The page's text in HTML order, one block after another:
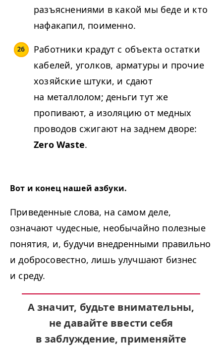
разъяснениями в какой мы беде и кто
нафакапил, поименно.
Работники крадут с объекта остатки
кабелей, уголков, арматуры и прочие
хозяйские штуки, и сдают
на металлолом; деньги тут же
пропивают, а изоляцию от медных
проводов сжигают на заднем дворе:
Zero Waste.
Вот и конец нашей азбуки.
Приведенные слова, на самом деле,
означают чудесные, необычайно полезные
понятия, и, будучи внедренными правильно
и добросовестно, лишь улучшают бизнес
и среду.
А значит, будьте внимательны,
не давайте ввести себя
в заблуждение, применяйте